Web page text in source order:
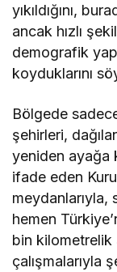
yıkıldığını,
ancak hızlı
demografik
koyduklarını
Bölgede
şehirleri,
yeniden ayağa
ifade eden
meydanlarıyla,
hemen
bin kilometrelik
çalışmalarıyla